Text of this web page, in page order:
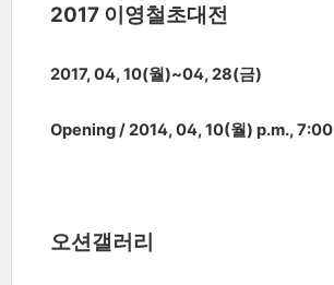
2017 이영철초대전
2017, 04, 10(월)~04, 28(금)
Opening / 2014, 04, 10(월) p.m., 7:00
오션갤러리